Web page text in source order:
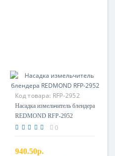
Код товара: RFP-2952
Насадка измельчитель блендера
REDMOND RFP-2952
0
940.50р.